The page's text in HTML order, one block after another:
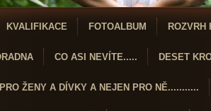
KVALIFIKACE FOTOALBUM ROZVRH
CO ASI NEVÍTE..... DESET
ŽENY A DÍVKY A NEJEN PRO NĚ...........